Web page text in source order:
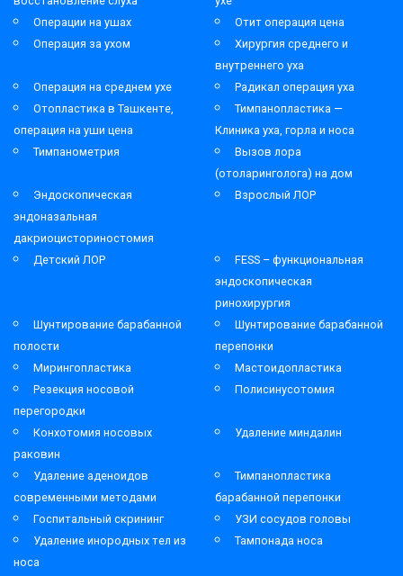
Операции на ушах
Отит операция цена
Операция за ухом
Хирургия среднего и
внутреннего уха
Операция на среднем ухе
Радикал операция уха
Отопластика в Ташкенте,
операция на уши цена
Тимпанопластика —
Клиника уха, горла и носа
Тимпанометрия
Вызов лора
(отоларинголога) на дом
Эндоскопическая
эндоназальная
дакриоцисториностомия
Взрослый ЛОР
Детский ЛОР
FESS – функциональная
эндоскопическая
ринохирургия
Шунтирование барабанной
полости
Шунтирование барабанной
перепонки
Мирингопластика
Мастоидопластика
Резекция носовой
перегородки
Полисинусотомия
Конхотомия носовых
раковин
Удаление миндалин
Удаление аденоидов
современными методами
Тимпанопластика
барабанной перепонки
Госпитальный скрининг
УЗИ сосудов головы
Удаление инородных тел из
носа
Тампонада носа